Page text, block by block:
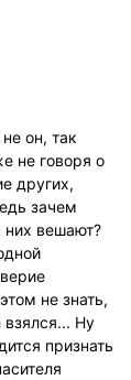
он, так
не говоря о
других,
зачем
них вешают?
не знать,
взялся... Ну
признать